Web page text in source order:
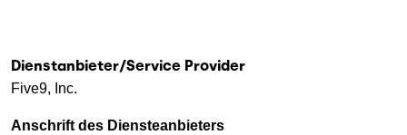
Dienstanbieter/Service Provider
Five9, Inc.
Anschrift des Diensteanbieters